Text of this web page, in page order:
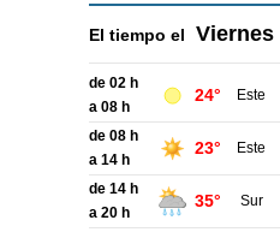
El tiempo el Viernes
de 02 h
a 08 h
24° Este
de 08 h
a 14 h
23° Este
de 14 h
a 20 h
35° Sur